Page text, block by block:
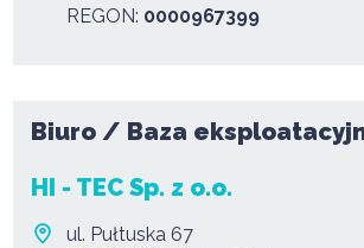
REGON: 0000967399
Biuro / Baza
HI - TEC Sp. z o.o.
ul. Pułtuska 67